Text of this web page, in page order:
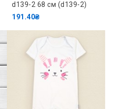
d139-2 68 см (d139-2)
191.40₴